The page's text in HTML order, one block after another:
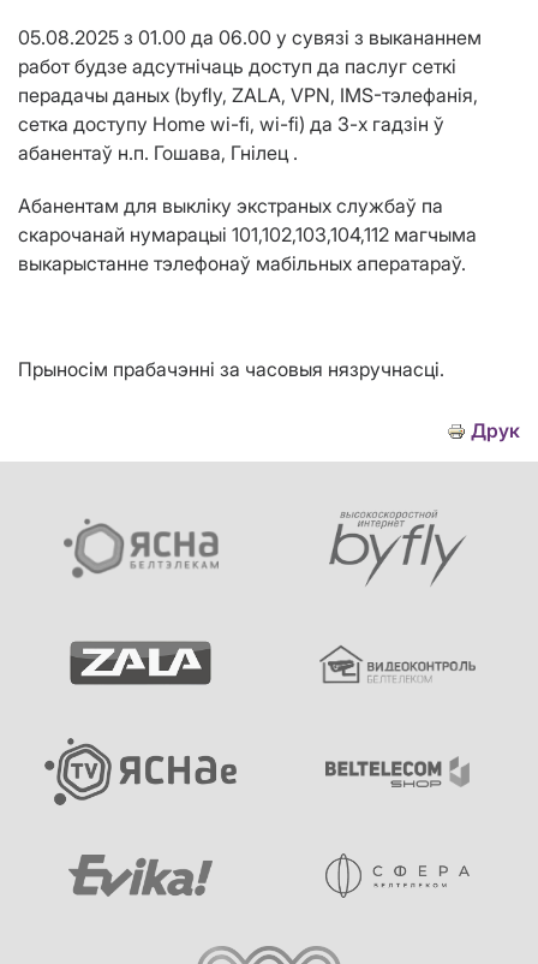
05.08.2025 з 01.00 да 06.00 у сувязі з выкананнем
работ будзе адсутнічаць доступ да паслуг сеткі
перадачы даных (byfly, ZALA, VPN, IMS-тэлефанія,
сетка доступу Home wi-fi, wi-fi) да 3-х гадзін ў
абанентаў н.п. Гошава, Гнілец .
Абанентам для выкліку экстраных службаў па
скарочанай нумарацыі 101,102,103,104,112 магчыма
выкарыстанне тэлефонаў мабільных аператараў.
Прыносім прабачэнні за часовыя нязручнасці.
Друк